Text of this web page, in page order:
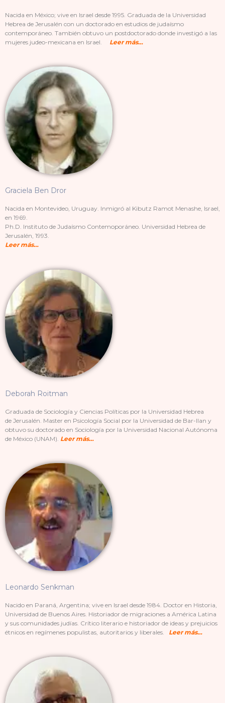
Nacida en México; vive en Israel desde 1995. Graduada de la Universidad
Hebrea de Jerusalén con un doctorado en estudios de judaísmo
contemporáneo. También obtuvo un postdoctorado donde investigó a las
mujeres judeo-mexicana en Israel. Leer más…
Graciela Ben Dror
Nacida en Montevideo, Uruguay. Inmigró al Kibutz Ramot Menashe, Israel,
en 1969.
Ph.D. Instituto de Judaísmo Contemoporáneo. Universidad Hebrea de
Jerusalén, 1993.
Leer más…
Deborah Roitman
Graduada de Sociología y Ciencias Políticas por la Universidad Hebrea
de Jerusalén . Master en Psicología Social por la Universidad de Bar-Ilan y
obtuvo su doctorado en Sociología por la Universidad Nacional Autónoma
de México (UNAM). Leer más…
Leonardo Senkman
Nacido en Paraná, Argentina; vive en Israel desde 1984. Doctor en Historia,
Universidad de Buenos Aires. Historiador de migraciones a América Latina
y sus comunidades judías. Crítico literario e historiador de ideas y prejuicios
étnicos en regímenes populistas, autoritarios y liberales.
Leer más…